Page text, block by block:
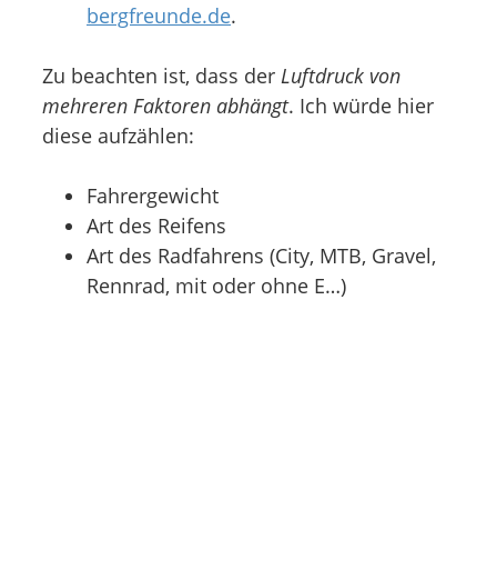
bergfreunde.de.
Zu beachten ist, dass der Luftdruck von
mehreren Faktoren abhängt. Ich würde hier
diese aufzählen:
Fahrergewicht
Art des Reifens
Art des Radfahrens (City, MTB, Gravel,
Rennrad, mit oder ohne E…)